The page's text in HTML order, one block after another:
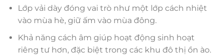
Lớp vải dày đóng vai trò như một lớp cách nhiệt
vào mùa hè, giữ ấm vào mùa đông.
Khả năng cách âm giúp hoạt động sinh hoạt
riêng tư hơn, đặc biệt trong các khu đô thị ồn ào.